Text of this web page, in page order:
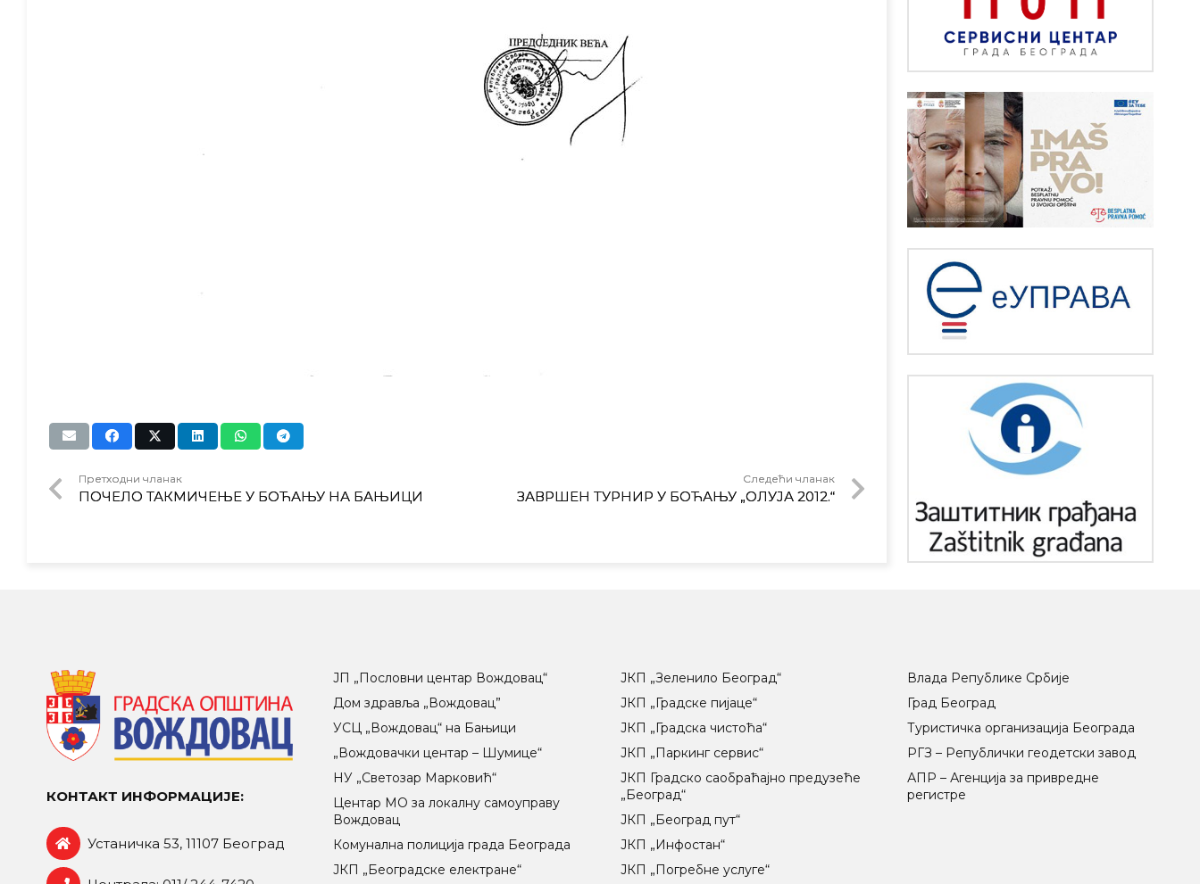
Претходни чланак
ПОЧЕЛО ТАКМИЧЕЊЕ У БОЋАЊУ НА БАЊИЦИ
Следећи чланак
ЗАВРШЕН ТУРНИР У БОЋАЊУ „ОЛУЈА 2012.“
КОНТАКТ ИНФОРМАЦИЈЕ:
Устаничка 53, 11107 Београд
ЈП „Пословни центар Вождовац“
Дом здравља „Вождовац”
УСЦ „Вождовац“ на Бањици
„Вождовачки центар – Шумице“
НУ „Светозар Марковић“
Центар МO за локалну самоуправу
Вождовац
Комунална полиција града Београда
ЈКП „Београдске електране“
ЈКП „Зеленило Београд“
ЈКП „Градске пијаце“
ЈКП „Градска чистоћа“
ЈКП „Паркинг сервис“
ЈКП Градско саобраћајно предузеће
„Београд“
ЈКП „Београд пут“
ЈКП „Инфостан“
ЈКП „Погребне услуге“
Влада Републике Србије
Град Београд
Туристичка организација Београда
РГЗ – Републички геодетски завод
АПР – Агенција за привредне
регистре